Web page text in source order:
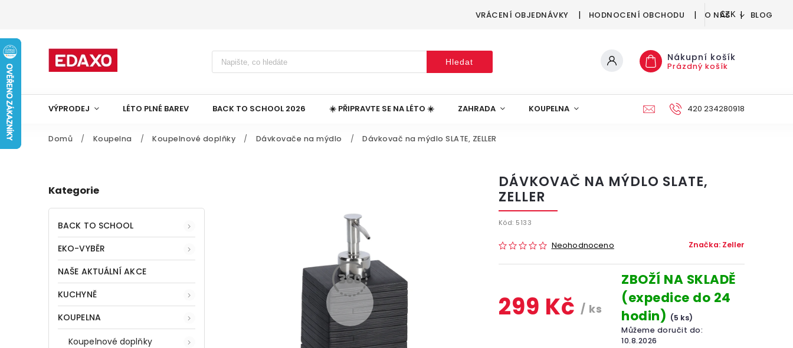
VRÁCENÍ OBJEDNÁVKY HODNOCENÍ OBCHODU O NÁS BLOG
CZK
Hledat Nákupní košík
Prázdný košík
VÝPRODEJ LÉTO PLNÉ BAREV BACK TO SCHOOL 2026 ☀️ PŘIPRAVTE SE NA LÉTO ☀️ ZAHRADA KOUPELNA DEKORACE
420 234280918
Domů / Koupelna / Koupelnové doplňky / Dávkovače na mýdlo / Dávkovač na mýdlo SLATE, ZELLER
Kategorie
BACK TO SCHOOL
EKO-VYBĚR
NAŠE AKTUÁLNÍ AKCE
KUCHYNĚ
KOUPELNA
Koupelnové doplňky
DÁVKOVAČ NA MÝDLO SLATE,
ZELLER
Kód: 5133
Neohodnoceno Značka: Zeller
299 Kč / ks
ZBOŽÍ NA SKLADĚ
(expedice do 24
hodin) (5 ks)
Můžeme doručit do:
10.8.2026